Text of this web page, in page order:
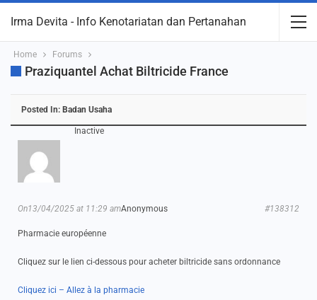
Irma Devita - Info Kenotariatan dan Pertanahan
Home Forums
Praziquantel Achat Biltricide France
Posted In: Badan Usaha
Inactive
Anonymous
On13/04/2025 at 11:29 am #138312
Pharmacie européenne
Cliquez sur le lien ci-dessous pour acheter biltricide sans ordonnance
Cliquez ici – Allez à la pharmacie